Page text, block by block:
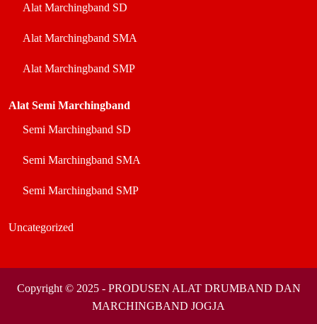
Alat Marchingband SD
Alat Marchingband SMA
Alat Marchingband SMP
Alat Semi Marchingband
Semi Marchingband SD
Semi Marchingband SMA
Semi Marchingband SMP
Uncategorized
Copyright © 2025 - PRODUSEN ALAT DRUMBAND DAN
MARCHINGBAND JOGJA